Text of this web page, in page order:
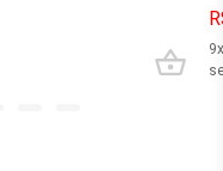
9